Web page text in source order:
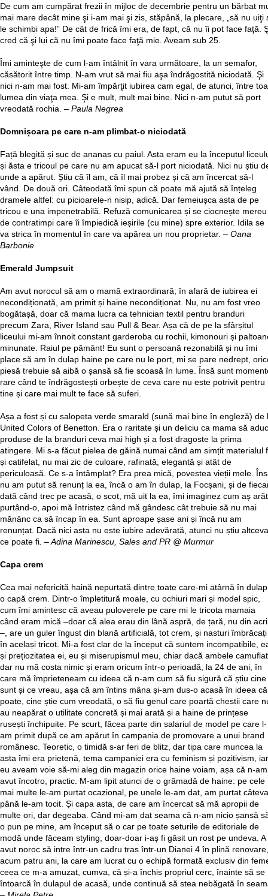
De cum am cumpărat frezii în mijloc de decembrie pentru un bărbat
mai mare decât mine şi i-am mai şi zis, stăpână, la plecare, „să nu uiţi
le schimbi apa!” De cât de frică îmi era, de fapt, că nu îi pot face faţă.
cred că şi lui că nu îmi poate face faţă mie. Aveam sub 25.
Îmi aminteşte de cum l-am întâlnit în vara următoare, la un semafor,
căsătorit între timp. N-am vrut să mai fiu aşa îndrăgostită niciodată. Şi
nici n-am mai fost. Mi-am împărţit iubirea cam egal, de atunci, între
lumea din viaţa mea. Şi e mult, mult mai bine. Nici n-am putut să port
vreodată rochia. – Paula Negrea
Domnișoara pe care n-am plimbat-o niciodată
Față blegită și suc de ananas cu paiul. Asta eram eu la începutul
și ăsta e tricoul pe care nu am apucat să-l port niciodată. Nici nu știu
unde a apărut. Știu că îl am, că îl mai probez și că am încercat să-l
vând. De două ori. Câteodată îmi spun că poate mă ajută să înțeleg
dramele altfel: cu picioarele-n nisip, adică. Dar femeiușca asta de pe
tricou e una impenetrabilă. Refuză comunicarea și se ciocnește mereu
de contratimpi care îi împiedică ieșirile (cu mine) spre exterior. Idila se
va strica în momentul în care va apărea un nou proprietar. – Oana
Barbonie
Emerald Jumpsuit
Am avut norocul să am o mamă extraordinară; în afară de iubirea ei
necondiționată, am primit și haine necondiționat. Nu, nu am fost vreo
bogătașă, doar că mama lucra ca tehnician textil pentru branduri
precum Zara, River Island sau Pull & Bear. Așa că de pe la sfârșitul
liceului mi-am înnoit constant garderoba cu rochii, kimonouri și
minunate. Raiul pe pământ! Eu sunt o persoană rezonabilă și nu îmi
place să am în dulap haine pe care nu le port, mi se pare nedrept,
piesă trebuie să aibă o șansă să fie scoasă în lume. Însă sunt
rare când te îndrăgostești orbește de ceva care nu este potrivit pentru
tine și care mai mult te face să suferi.
Așa a fost și cu salopeta verde smarald (sună mai bine în engleză) de
United Colors of Benetton. Era o raritate și un deliciu ca mama să
produse de la branduri ceva mai high și a fost dragoste la prima
atingere. Mi s-a făcut pielea de găină numai când am simțit materialul
și catifelat, nu mai zic de culoare, rafinată, elegantă și atât de
periculoasă. Ce s-a întâmplat? Era prea mică, povestea vieții mele.
nu am putut să renunț la ea, încă o am în dulap, la Focșani, și de
dată când trec pe acasă, o scot, mă uit la ea, îmi imaginez cum aș
purtând-o, apoi mă întristez când mă gândesc cât trebuie să nu mai
mănânc ca să încap în ea. Sunt aproape șase ani și încă nu am
renunțat. Dacă nici asta nu este iubire adevărată, atunci nu știu altceva
ce poate fi. – Adina Marinescu, Sales and PR @ Murmur
Capa crem
Cea mai nefericită haină nepurtată dintre toate care-mi atârnă în
o capă crem. Dintr-o împletitură moale, cu ochiuri mari și model spic,
cum îmi amintesc că aveau puloverele pe care mi le tricota mamaia
când eram mică –doar că alea erau din lână aspră, de țară, nu din
–, are un guler îngust din blană artificială, tot crem, și nasturi îmbrăcați
în același tricot. Mi-a fost clar de la început că suntem incompatibile,
și prețiozitatea ei, eu și miserupismul meu, chiar dacă ambele
dar nu mă costa nimic și eram oricum într-o perioadă, la 24 de ani, în
care mă împrieteneam cu ideea că n-am cum să fiu sigură că știu cine
sunt și ce vreau, așa că am întins mâna și-am dus-o acasă în ideea că
poate, cine știe cum vreodată, o să fiu genul care poartă chestii care
au neapărat o utilitate concretă și mai arată și a haine de prințese
rusești închipuite. Pe scurt, făcea parte din salariul de model pe care l-
am primit după ce am apărut în campania de promovare a unui brand
românesc. Teoretic, o timidă s-ar feri de blitz, dar tipa care muncea la
asta îmi era prietenă, tema campaniei era cu feminism și pozitivism, iar
eu aveam voie să-mi aleg din magazin orice haine voiam, așa că n-am
avut încotro, practic. M-am lipit atunci de o grămadă de haine: pe cele
mai multe le-am purtat ocazional, pe unele le-am dat, am purtat câteva
până le-am tocit. Și capa asta, de care am încercat să mă apropii de
multe ori, dar degeaba. Când mi-am dat seama că n-am nicio șansă
o pun pe mine, am început să o car pe toate seturile de editoriale de
modă unde făceam styling, doar-doar i-aș fi găsit un rost pe undeva. A
avut noroc să intre într-un cadru tras într-un Dianei 4 în plină renovare,
acum patru ani, la care am lucrat cu o echipă formată exclusiv din
ceea ce m-a amuzat, cumva, că și-a închis propriul cerc, înainte să se
întoarcă în dulapul de acasă, unde continuă să stea nebăgată în